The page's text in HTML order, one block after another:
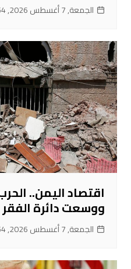
الجمعة, 7 أغسطس 2026, 19:54
اقتصاد اليمن..
ووسعت دائرة الفقر
الجمعة, 7 أغسطس 2026, 19:54